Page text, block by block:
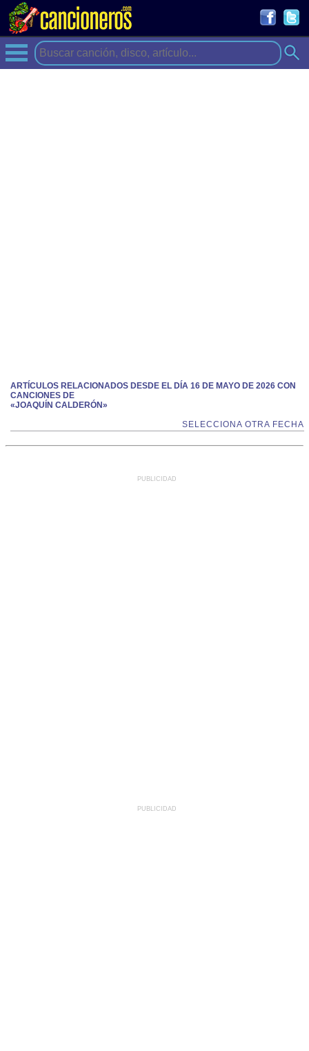
ARTÍCULOS RELACIONADOS DESDE EL DÍA 16 DE MAYO DE 2026 CON
CANCIONES DE
«JOAQUÍN CALDERÓN»
SELECCIONA OTRA FECHA
PUBLICIDAD
PUBLICIDAD